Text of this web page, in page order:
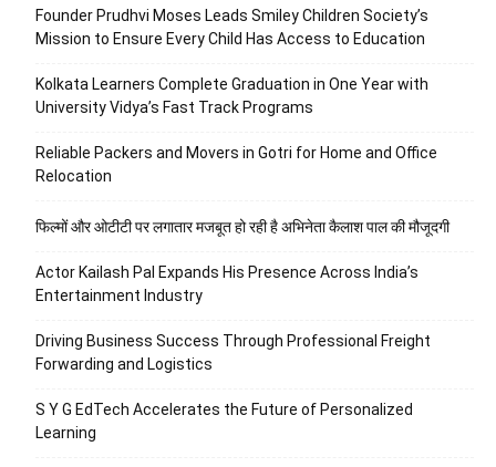
Founder Prudhvi Moses Leads Smiley Children Society’s
Mission to Ensure Every Child Has Access to Education
Kolkata Learners Complete Graduation in One Year with
University Vidya’s Fast Track Programs
Reliable Packers and Movers in Gotri for Home and Office
Relocation
फिल्मों और ओटीटी पर लगातार मजबूत हो रही है अभिनेता कैलाश पाल की मौजूदगी
Actor Kailash Pal Expands His Presence Across India’s
Entertainment Industry
Driving Business Success Through Professional Freight
Forwarding and Logistics
S Y G EdTech Accelerates the Future of Personalized
Learning